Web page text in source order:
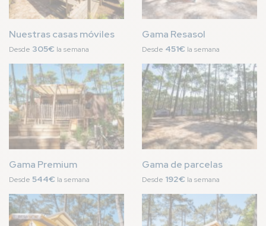
Nuestras casas móviles
Desde 305€ la semana
Gama Resasol
Desde 451€ la semana
Imagen
Gama Premium
Desde 544€ la semana
Imagen
Gama de parcelas
Desde 192€ la semana
Imagen Imagen